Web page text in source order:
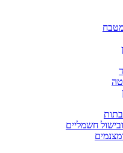
ובישול חשמליים